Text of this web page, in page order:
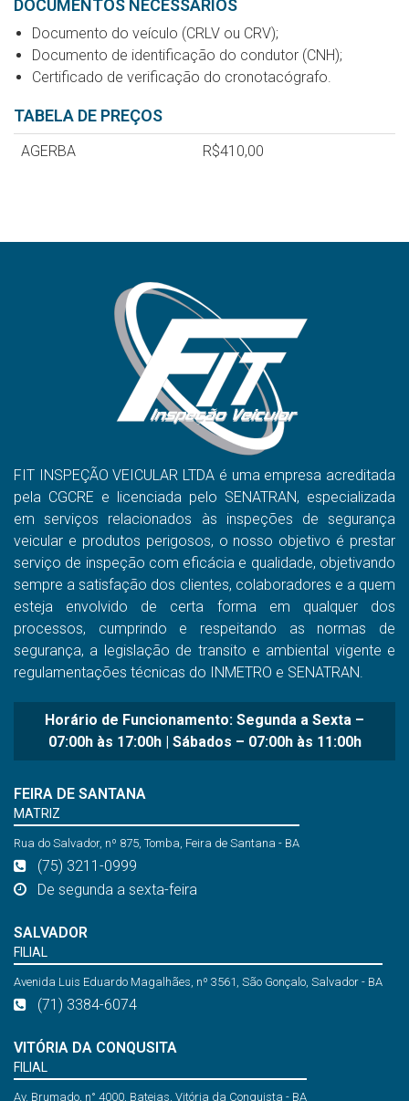
DOCUMENTOS NECESSÁRIOS
Documento do veículo (CRLV ou CRV);
Documento de identificação do condutor (CNH);
Certificado de verificação do cronotacógrafo.
TABELA DE PREÇOS
AGERBA R$410,00
FIT INSPEÇÃO VEICULAR LTDA é uma empresa acreditada
pela CGCRE e licenciada pelo SENATRAN, especializada
em serviços relacionados às inspeções de segurança
veicular e produtos perigosos, o nosso objetivo é prestar
serviço de inspeção com eficácia e qualidade, objetivando
sempre a satisfação dos clientes, colaboradores e a quem
esteja envolvido de certa forma em qualquer dos
processos, cumprindo e respeitando as normas de
segurança, a legislação de transito e ambiental vigente e
regulamentações técnicas do INMETRO e SENATRAN.
Horário de Funcionamento: Segunda a Sexta –
07:00h às 17:00h | Sábados – 07:00h às 11:00h
FEIRA DE SANTANA
MATRIZ
Rua do Salvador, nº 875, Tomba, Feira de Santana - BA
(75) 3211-0999
De segunda a sexta-feira
SALVADOR
FILIAL
Avenida Luis Eduardo Magalhães, nº 3561, São Gonçalo, Salvador - BA
(71) 3384-6074
VITÓRIA DA CONQUSITA
FILIAL
Av. Brumado, n° 4000, Bateias, Vitória da Conquista - BA